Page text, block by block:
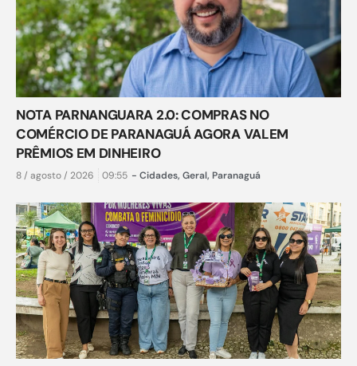
NOTA PARNANGUARA 2.0: COMPRAS NO
COMÉRCIO DE PARANAGUÁ AGORA VALEM
PRÊMIOS EM DINHEIRO
8 / agosto / 2026 09:55 - Cidades, Geral, Paranaguá